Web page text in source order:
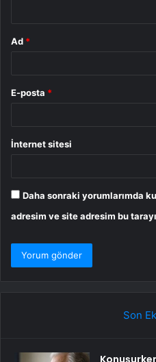
Ad *
E-posta *
İnternet sitesi
Daha sonraki yorumlarımda
adresim ve site adresim bu
Son